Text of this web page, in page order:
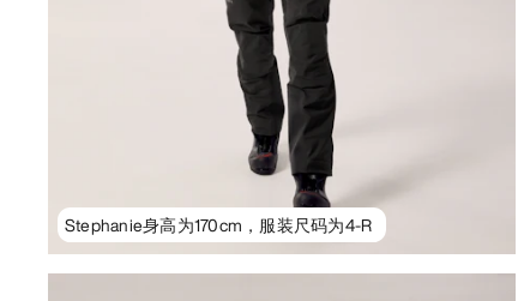
Stephanie身高为170cm，服装尺码为4-R